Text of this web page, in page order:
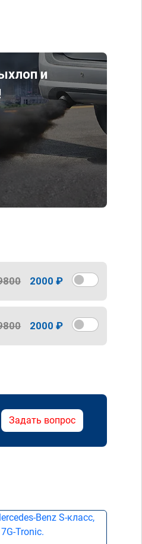
и
2000 ₽
2000 ₽
Задать вопрос